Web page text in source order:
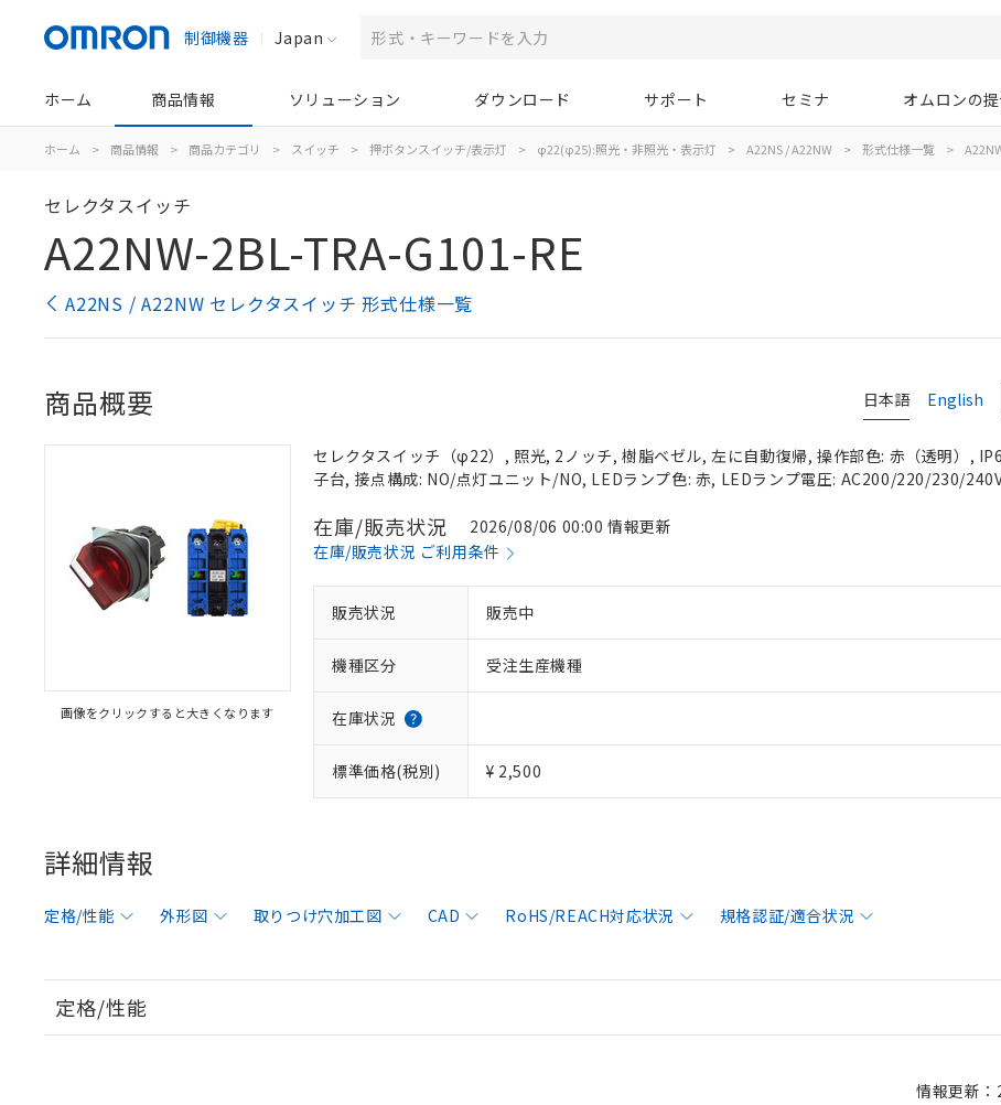
制御機器 Japan
ホーム 商品情報 ソリューション ダウンロード サポート セミナ オムロンの
ホーム > 商品情報 > 商品カテゴリ > スイッチ > 押ボタンスイッチ/表示灯 > φ22(φ25):照光・非照光・表示灯 > A22NS / A22NW > 形式仕様一覧 >
セレクタスイッチ
A22NW-2BL-TRA-G101-RE
A22NS / A22NW セレクタスイッチ 形式仕様一覧
日本語 English
商品概要
画像をクリックすると大きくなります
セレクタスイッチ（φ22）, 照光, 2ノッチ, 樹脂ベゼル, 左に自動復帰, 操作部色: 赤（透明）,
子台, 接点構成: NO/点灯ユニット/NO, LEDランプ色: 赤, LEDランプ電圧: AC200/220/230/
在庫/販売状況
2026/08/06 00:00 情報更新
在庫/販売状況 ご利用条件
販売状況 販売中
機種区分 受注生産機種
在庫状況
標準価格(税別) ¥ 2,500
詳細情報
定格/性能 外形図 取りつけ穴加工図 CAD RoHS/REACH対応状況 規格認証/適合状況
定格/性能
情報更新